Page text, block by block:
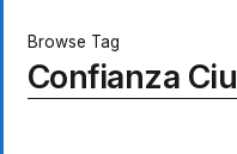
Browse Tag
Confianza